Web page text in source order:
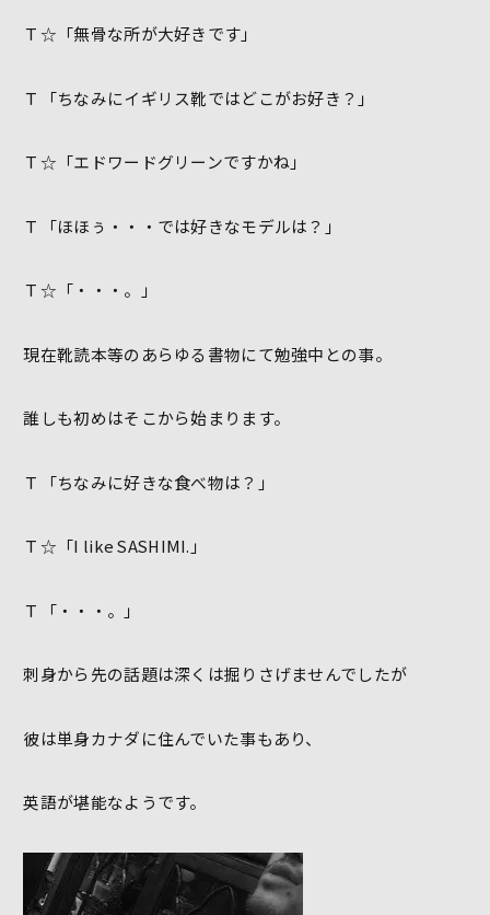
Ｔ☆「無骨な所が大好きです」
Ｔ「ちなみにイギリス靴ではどこがお好き？」
Ｔ☆「エドワードグリーンですかね」
Ｔ「ほほぅ・・・では好きなモデルは？」
Ｔ☆「・・・。」
現在靴読本等のあらゆる書物にて勉強中との事。
誰しも初めはそこから始まります。
Ｔ「ちなみに好きな食べ物は？」
Ｔ☆「I like SASHIMI.」
Ｔ「・・・。」
刺身から先の話題は深くは掘りさげませんでしたが
彼は単身カナダに住んでいた事もあり、
英語が堪能なようです。